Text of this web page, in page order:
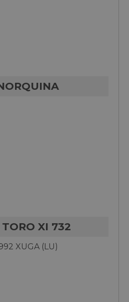
XI 732
XUGA (LU)